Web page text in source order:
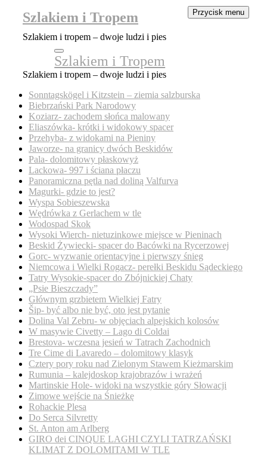
Przejdź
treści
Szlakiem i Tropem
Szlakiem i tropem – dwoje ludzi i pies
Przycisk menu
Zamknij
menu
panelu
Szlakiem i Tropem
Szlakiem i tropem – dwoje ludzi i pies
Sonntagskögel i Kitzstein – ziemia salzburska
Biebrzański Park Narodowy
Koziarz- zachodem słońca malowany
Eliaszówka- krótki i widokowy spacer
Przehyba- z widokami na Pieniny
Jaworze- na granicy dwóch Beskidów
Pala- dolomitowy płaskowyż
Lackowa- 997 i ściana płaczu
Panoramiczna pętla nad doliną Valfurva
Magurki- gdzie to jest?
Wyspa Sobieszewska
Wędrówka z Gerlachem w tle
Wodospad Skok
Wysoki Wierch- nietuzinkowe miejsce w Pieninach
Beskid Żywiecki- spacer do Bacówki na Rycerzowej
Gorc- wyzwanie orientacyjne i pierwszy śnieg
Niemcowa i Wielki Rogacz- perełki Beskidu Sądeckiego
Tatry Wysokie-spacer do Zbójnickiej Chaty
„Psie Bieszczady”
Głównym grzbietem Wielkiej Fatry
Šip- być albo nie być, oto jest pytanie
Dolina Val Zebru- w objęciach alpejskich kolosów
W masywie Civetty – Lago di Coldai
Brestova- wczesna jesień w Tatrach Zachodnich
Tre Cime di Lavaredo – dolomitowy klasyk
Cztery pory roku nad Zielonym Stawem Kieżmarskim
Rumunia – kalejdoskop krajobrazów i wrażeń
Martinskie Hole- widoki na wszystkie góry Słowacji
Zimowe wejście na Śnieżkę
Rohackie Plesa
Do Serca Silvretty
St. Anton am Arlberg
GIRO dei CINQUE LAGHI CZYLI TATRZAŃSKI
KLIMAT Z DOLOMITAMI W TLE